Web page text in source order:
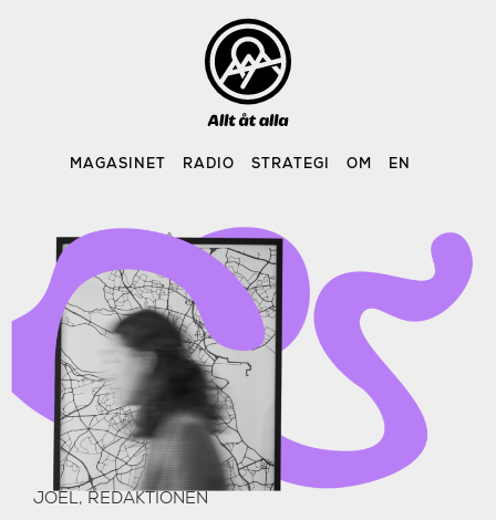
MAGASINET RADIO STRATEGI OM EN
JOEL, REDAKTIONEN